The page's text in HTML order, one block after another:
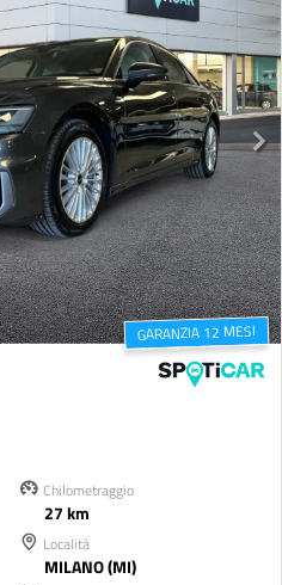
GARANZIA 12 MESI
Chilometraggio
27 km
Località
MILANO (MI)